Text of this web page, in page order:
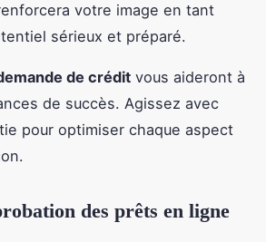
votre image en tant
sérieux et préparé.
de crédit vous aideront à
de succès. Agissez avec
pour optimiser chaque aspect
des prêts en ligne